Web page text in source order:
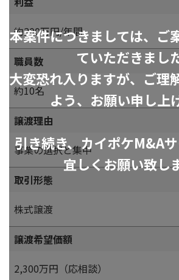
本案件につきましては、ご
ていただきまし
大変恐れ入りますが、ご理
よう、お願い申し上
引き続き、カイポケM&A
宜しくお願い致し
約200万円/年間
職員数
約10名
譲渡理由
事業の選択と集中
取引形態
株式譲渡
譲渡希望価額
2,300万円（応相談）